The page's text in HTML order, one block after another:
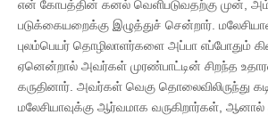
என் கோபத்தின் கனல் வெளிபடுவதற்கு முன்,
படுக்கையறைக்கு இழுத்துச் சென்றார்.
புலம்பெயர் தொழிலாளர்களை அப்பா எப்போதும்
ஏனென்றால் அவர்கள் முரண்பாட்டின் சிறந்த
கருதினார். அவர்கள் வெகு தொலைவிலிருந்து
மலேசியாவுக்கு ஆர்வமாக வருகிறார்கள்,